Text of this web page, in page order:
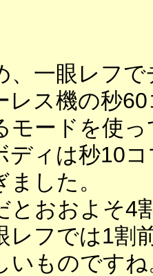
、一眼レフ
レス機の秒
モードを使
ディは秒10
した。
とおおよそ4
レフでは1割
いものですね